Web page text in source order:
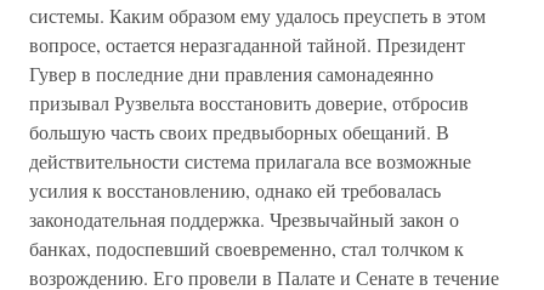
системы. Каким образом ему удалось преуспеть в этом
вопросе, остается неразгаданной тайной. Президент
Гувер в последние дни правления самонадеянно
призывал Рузвельта восстановить доверие, отбросив
большую часть своих предвыборных обещаний. В
действительности система прилагала все возможные
усилия к восстановлению, однако ей требовалась
законодательная поддержка. Чрезвычайный закон о
банках, подоспевший своевременно, стал толчком к
возрождению. Его провели в Палате и Сенате в течение